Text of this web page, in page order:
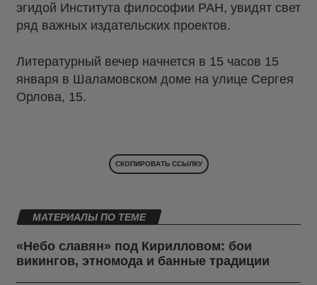
эгидой Института философии РАН, увидят свет
ряд важных издательских проектов.
Литературный вечер начнется в 15 часов 15
января в Шаламовском доме на улице Сергея
Орлова, 15.
СКОПИРОВАТЬ ССЫЛКУ
МАТЕРИАЛЫ ПО ТЕМЕ
«Небо славян» под Кирилловом: бои
викингов, этномода и банные традиции